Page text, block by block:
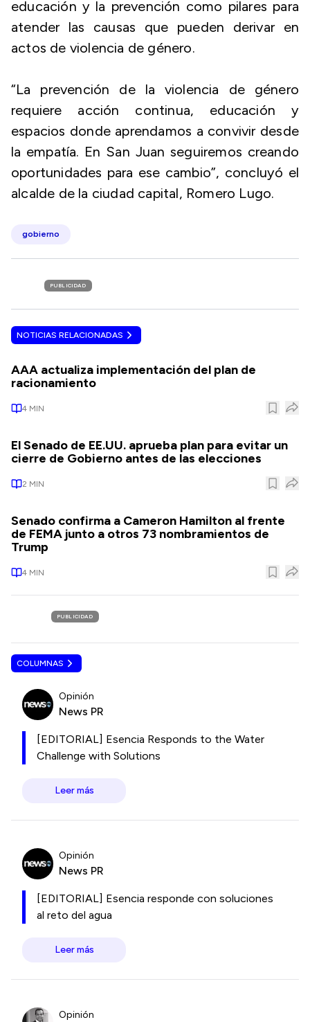
educación y la prevención como pilares para
atender las causas que pueden derivar en
actos de violencia de género.
“La prevención de la violencia de género
requiere acción continua, educación y
espacios donde aprendamos a convivir desde
la empatía. En San Juan seguiremos creando
oportunidades para ese cambio”, concluyó el
alcalde de la ciudad capital, Romero Lugo.
gobierno
PUBLICIDAD
NOTICIAS RELACIONADAS
AAA actualiza implementación del plan de
racionamiento
4 MIN
El Senado de EE.UU. aprueba plan para evitar un
cierre de Gobierno antes de las elecciones
2 MIN
Senado confirma a Cameron Hamilton al frente
de FEMA junto a otros 73 nombramientos de
Trump
4 MIN
PUBLICIDAD
COLUMNAS
Opinión
News PR
[EDITORIAL] Esencia Responds to the Water
Challenge with Solutions
Leer más
Opinión
News PR
[EDITORIAL] Esencia responde con soluciones
al reto del agua
Leer más
Opinión